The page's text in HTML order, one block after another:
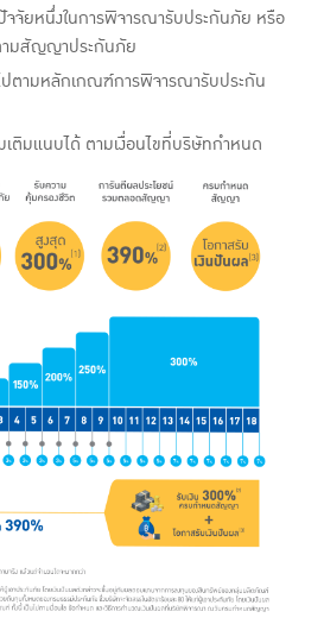
จัยหนึ่งในการพิจารณารับประกันภัย หรือ
ามสัญญาประกันภัย
ปตามหลักเกณฑ์การพิจารณารับประกัน
ติมแนบได้ ตามเงื่อนไขที่บริษัทกำหนด